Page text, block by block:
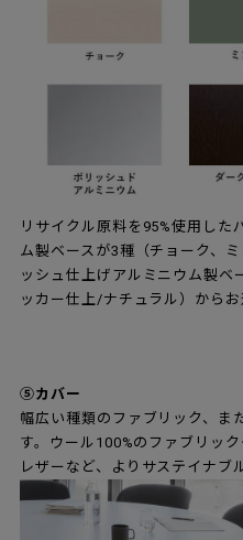
リサイクル原料を95%使用した
ム製ベースが3種（チョーク、
ッシュ仕上げアルミニウム製ベ
ッカー仕上/ナチュラル）からお
⑤カバー
幅広い種類のファブリック、ま
す。ウール100%のファブリッ
レザーなど、よりサステイナブ